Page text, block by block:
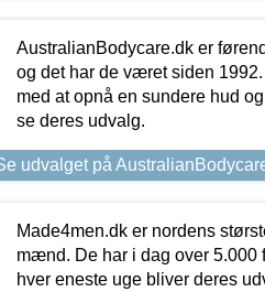
AustralianBodycare.dk er
og det har de været siden
med at opnå en sundere hud
se deres udvalg.
udvalget på
Made4men.dk er nordens
mænd. De har i dag over
hver eneste uge bliver deres